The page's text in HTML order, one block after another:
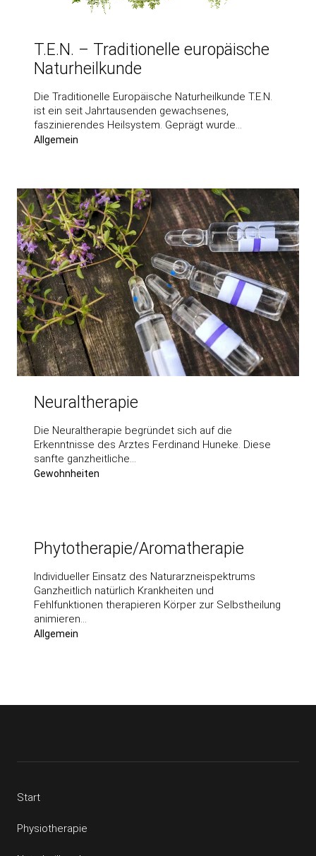
T.E.N. – Traditionelle europäische
Naturheilkunde
Die Traditionelle Europäische Naturheilkunde T.E.N.
ist ein seit Jahrtausenden gewachsenes,
faszinierendes Heilsystem. Geprägt wurde…
Allgemein
Neuraltherapie
Die Neuraltherapie begründet sich auf die
Erkenntnisse des Arztes Ferdinand Huneke. Diese
sanfte ganzheitliche…
Gewohnheiten
Phytotherapie/Aromatherapie
Individueller Einsatz des Naturarzneispektrums
Ganzheitlich natürlich Krankheiten und
Fehlfunktionen therapieren Körper zur Selbstheilung
animieren…
Allgemein
Start
Physiotherapie